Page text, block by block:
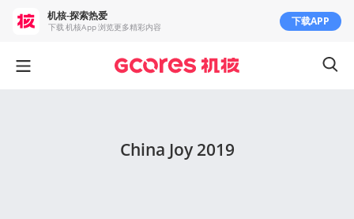
China Joy 2019
机核-探索热爱
下载 机核App 浏览更多精彩内容 下载APP